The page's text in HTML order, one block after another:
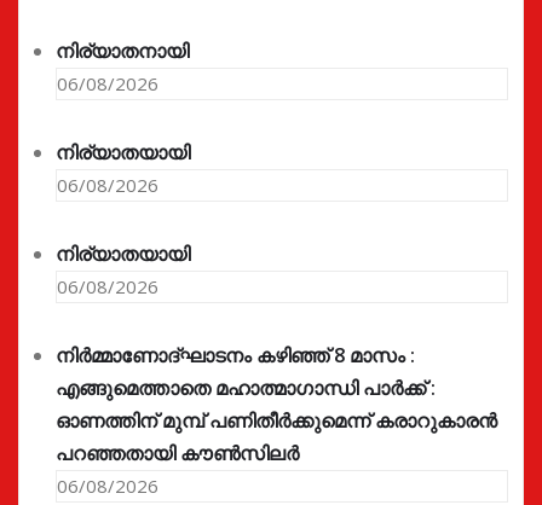
നിര്യാതനായി
06/08/2026
നിര്യാതയായി
06/08/2026
നിര്യാതയായി
06/08/2026
നിർമ്മാണോദ്ഘാടനം കഴിഞ്ഞ് 8 മാസം :
എങ്ങുമെത്താതെ മഹാത്മാഗാന്ധി പാർക്ക് :
ഓണത്തിന് മുമ്പ് പണിതീർക്കുമെന്ന് കരാറുകാരൻ
പറഞ്ഞതായി കൗൺസിലർ
06/08/2026